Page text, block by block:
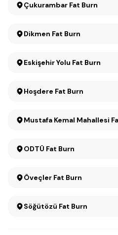
Çukurambar Fat Burn
Dikmen Fat Burn
Eskişehir Yolu Fat Burn
Hoşdere Fat Burn
Mustafa Kemal Mahallesi
ODTÜ Fat Burn
Öveçler Fat Burn
Söğütözü Fat Burn